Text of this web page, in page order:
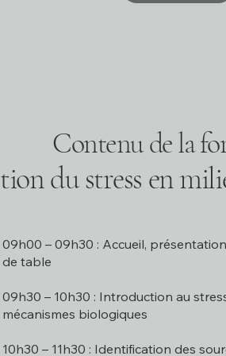
Contenu de la
du stress en
09h00 – 09h30 : Accueil,
de table
09h30 – 10h30 : Introduction au
mécanismes biologiques
10h30 – 11h30 : Identification des